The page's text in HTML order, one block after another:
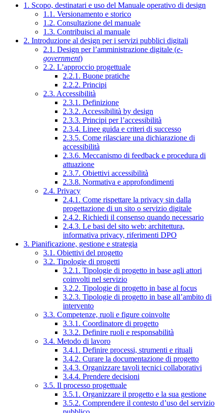
1. Scopo, destinatari e uso del Manuale operativo di design
1.1. Versionamento e storico
1.2. Consultazione del manuale
1.3. Contribuisci al manuale
2. Introduzione al design per i servizi pubblici digitali
2.1. Design per l’amministrazione digitale (e-
government)
2.2. L’approccio progettuale
2.2.1. Buone pratiche
2.2.2. Principi
2.3. Accessibilità
2.3.1. Definizione
2.3.2. Accessibilità by design
2.3.3. Principi per l’accessibilità
2.3.4. Linee guida e criteri di successo
2.3.5. Come rilasciare una dichiarazione di
accessibilità
2.3.6. Meccanismo di feedback e procedura di
attuazione
2.3.7. Obiettivi accessibilità
2.3.8. Normativa e approfondimenti
2.4. Privacy
2.4.1. Come rispettare la privacy sin dalla
progettazione di un sito o servizio digitale
2.4.2. Richiedi il consenso quando necessario
2.4.3. Le basi del sito web: architettura,
informativa privacy, riferimenti DPO
3. Pianificazione, gestione e strategia
3.1. Obiettivi del progetto
3.2. Tipologie di progetti
3.2.1. Tipologie di progetto in base agli attori
coinvolti nel servizio
3.2.2. Tipologie di progetto in base al focus
3.2.3. Tipologie di progetto in base all’ambito di
intervento
3.3. Competenze, ruoli e figure coinvolte
3.3.1. Coordinatore di progetto
3.3.2. Definire ruoli e responsabilità
3.4. Metodo di lavoro
3.4.1. Definire processi, strumenti e rituali
3.4.2. Curare la documentazione di progetto
3.4.3. Organizzare tavoli tecnici collaborativi
3.4.4. Prendere decisioni
3.5. Il processo progettuale
3.5.1. Organizzare il progetto e la sua gestione
3.5.2. Comprendere il contesto d’uso del servizio